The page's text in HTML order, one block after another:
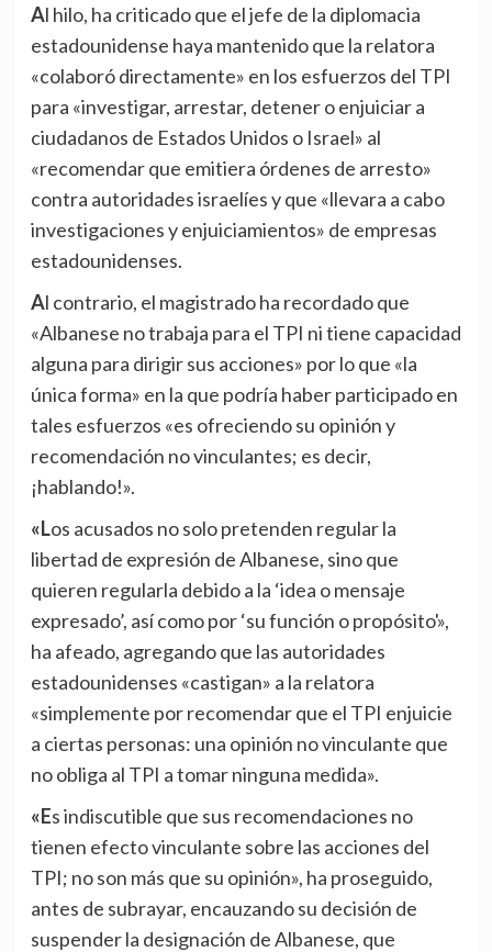
Al hilo, ha criticado que el jefe de la diplomacia
estadounidense haya mantenido que la relatora
«colaboró directamente» en los esfuerzos del TPI
para «investigar, arrestar, detener o enjuiciar a
ciudadanos de Estados Unidos o Israel» al
«recomendar que emitiera órdenes de arresto»
contra autoridades israelíes y que «llevara a cabo
investigaciones y enjuiciamientos» de empresas
estadounidenses.
Al contrario, el magistrado ha recordado que
«Albanese no trabaja para el TPI ni tiene capacidad
alguna para dirigir sus acciones» por lo que «la
única forma» en la que podría haber participado en
tales esfuerzos «es ofreciendo su opinión y
recomendación no vinculantes; es decir,
¡hablando!».
«Los acusados no solo pretenden regular la
libertad de expresión de Albanese, sino que
quieren regularla debido a la ‘idea o mensaje
expresado’, así como por ‘su función o propósito'»,
ha afeado, agregando que las autoridades
estadounidenses «castigan» a la relatora
«simplemente por recomendar que el TPI enjuicie
a ciertas personas: una opinión no vinculante que
no obliga al TPI a tomar ninguna medida».
«Es indiscutible que sus recomendaciones no
tienen efecto vinculante sobre las acciones del
TPI; no son más que su opinión», ha proseguido,
antes de subrayar, encauzando su decisión de
suspender la designación de Albanese, que